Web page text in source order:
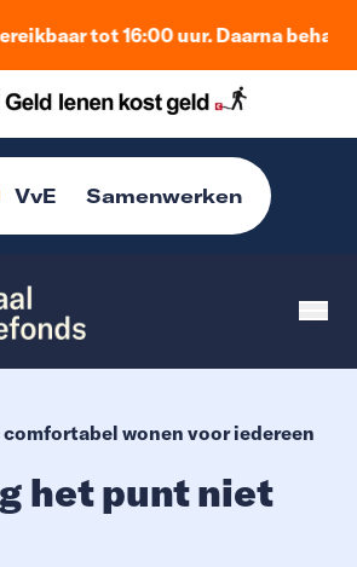
tot 16:00 uur. Daarna behandelen
VvE Samenwerken
wonen voor iedereen
het punt niet